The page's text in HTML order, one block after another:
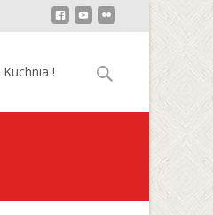
Kuchnia ! Szukaj: